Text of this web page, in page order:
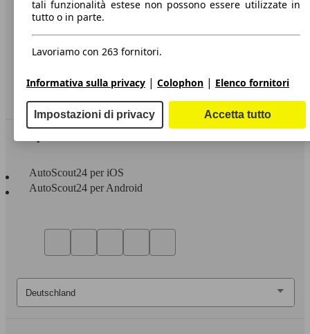
Dichiarazione di Accessibilità
Servizi
Area rivenditori
AutoScout24 per iOS
AutoScout24 per Android
tali funzionalità estese non possono essere utilizzate in
tutto o in parte.
Lavoriamo con 263 fornitori.
Informativa sulla privacy | Colophon | Elenco fornitori
Impostazioni di privacy Accetta tutto